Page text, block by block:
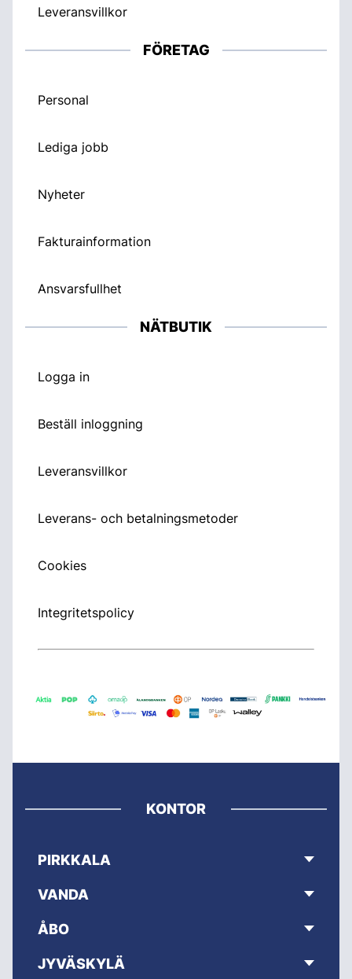
Leveransvillkor
FÖRETAG
Personal
Lediga jobb
Nyheter
Fakturainformation
Ansvarsfullhet
NÄTBUTIK
Logga in
Beställ inloggning
Leveransvillkor
Leverans- och betalningsmetoder
Cookies
Integritetspolicy
KONTOR
PIRKKALA
VANDA
ÅBO
JYVÄSKYLÄ